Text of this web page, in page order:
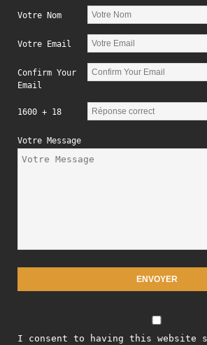
Votre Nom
Votre Email
Confirm Your
Email
1600 + 18
Votre Message
I consent to having this website